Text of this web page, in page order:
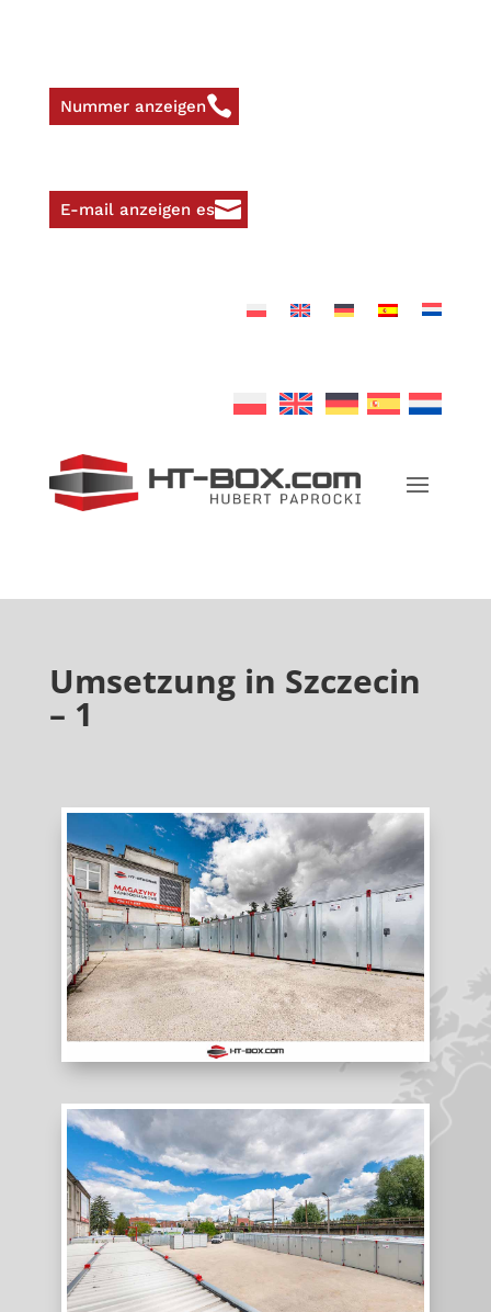
Nummer anzeigen
E-mail anzeigen es
Umsetzung in Szczecin
– 1